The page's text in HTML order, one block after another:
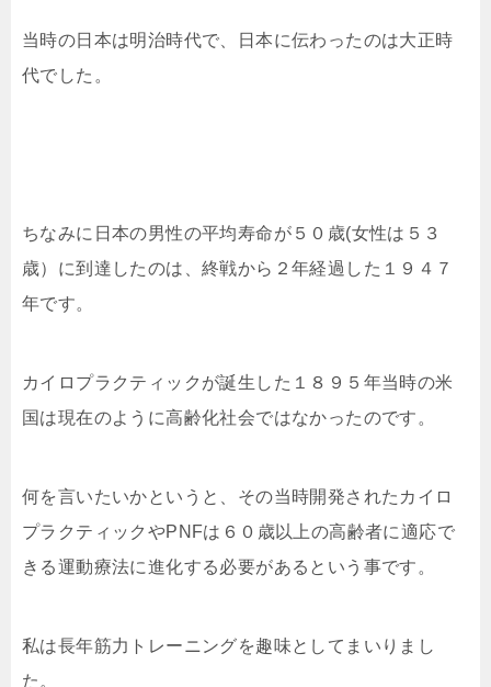
当時の日本は明治時代で、日本に伝わったのは大正時
代でした。
ちなみに日本の男性の平均寿命が５０歳(女性は５３
歳）に到達したのは、終戦から２年経過した１９４７
年です。
カイロプラクティックが誕生した１８９５年当時の米
国は現在のように高齢化社会ではなかったのです。
何を言いたいかというと、その当時開発されたカイロ
プラクティックやPNFは６０歳以上の高齢者に適応で
きる運動療法に進化する必要があるという事です。
私は長年筋力トレーニングを趣味としてまいりまし
た。